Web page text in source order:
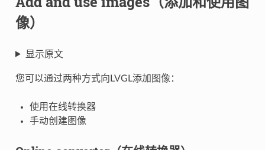
像）
显示原文
您可以通过两种方式向LVGL添加图像：
使用在线转换器
手动创建图像